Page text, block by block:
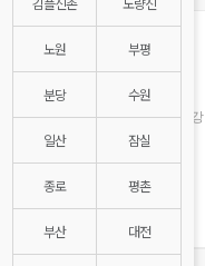
노원 부평
분당 수원
일산 잠실
종로 평촌
부산 대전
8월 수강신청
인문계 8월 개강
자연계 8월 개강
2028대비 1학년 반 8월 개강
김영플러스 8월 개강
자연계전문관 8월 개강
경찰대/연고대 특별반